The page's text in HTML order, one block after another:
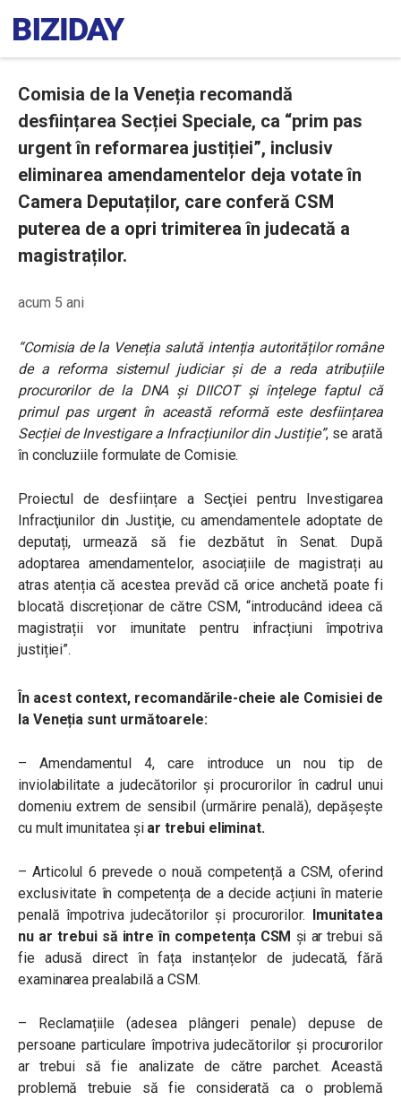
Comisia de la Veneția recomandă
desființarea Secției Speciale, ca “prim pas
urgent în reformarea justiției”, inclusiv
eliminarea amendamentelor deja votate în
Camera Deputaților, care conferă CSM
puterea de a opri trimiterea în judecată a
magistraților.
acum 5 ani
“Comisia de la Veneția salută intenția autorităților române
de a reforma sistemul judiciar și de a reda atribuțiile
procurorilor de la DNA și DIICOT și înțelege faptul că
primul pas urgent în această reformă este desființarea
Secției de Investigare a Infracțiunilor din Justiție”, se arată
în concluziile formulate de Comisie.
Proiectul de desființare a Secţiei pentru Investigarea
Infracţiunilor din Justiţie, cu amendamentele adoptate de
deputați, urmează să fie dezbătut în Senat. După
adoptarea amendamentelor, asociațiile de magistrați au
atras atenția că acestea prevăd că orice anchetă poate fi
blocată discreționar de către CSM, “introducând ideea că
magistrații vor imunitate pentru infracțiuni împotriva
justiției”.
În acest context, recomandările-cheie ale Comisiei de
la Veneția sunt următoarele:
– Amendamentul 4, care introduce un nou tip de
inviolabilitate a judecătorilor și procurorilor în cadrul unui
domeniu extrem de sensibil (urmărire penală), depășește
cu mult imunitatea și ar trebui eliminat.
– Articolul 6 prevede o nouă competență a CSM, oferind
exclusivitate în competența de a decide acțiuni în materie
penală împotriva judecătorilor și procurorilor. Imunitatea
nu ar trebui să intre în competența CSM și ar trebui să
fie adusă direct în fața instanțelor de judecată, fără
examinarea prealabilă a CSM.
– Reclamațiile (adesea plângeri penale) depuse de
persoane particulare împotriva judecătorilor și procurorilor
ar trebui să fie analizate de către parchet. Această
problemă trebuie să fie considerată ca o problemă